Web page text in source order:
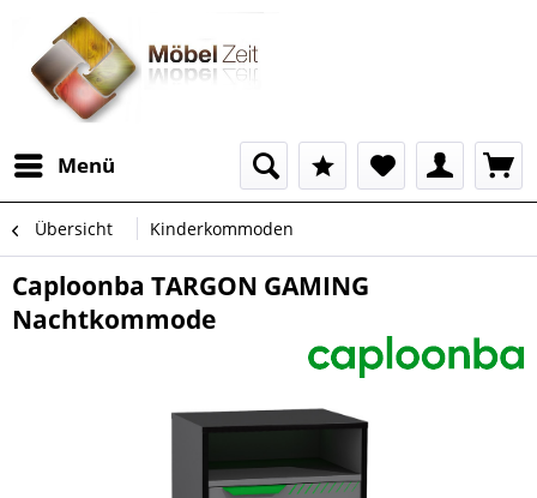
Menü
Übersicht Kinderkommoden
Caploonba TARGON GAMING
Nachtkommode